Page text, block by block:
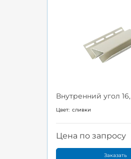
Внутренний угол
Цвет: сливки
Цена по запросу
Заказать